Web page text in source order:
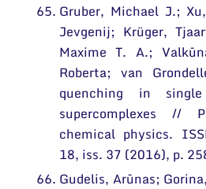
Gruber, Michael J.;
Jevgenij; Krüger,
Maxime T. A.;
Roberta; van
quenching in
supercomplexes //
chemical physics.
18, iss. 37 (2016), p.
Gudelis, Arūnas;